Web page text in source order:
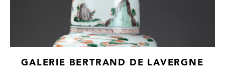
GALERIE BERTRAND DE LAVERGNE